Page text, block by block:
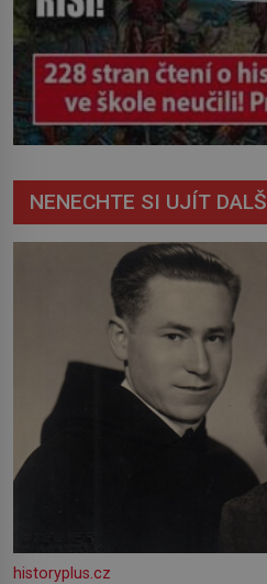
NENECHTE SI UJÍT
historyplus.cz